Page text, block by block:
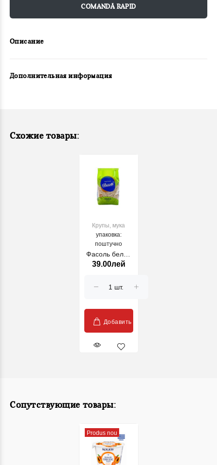
COMANDĂ RAPID
Описание
Дополнительная информация
Схожие товары:
Крупы, мука
упаковка:
поштучно
Фасоль белая
Bunetto, 0.9 кг
39.00лей
Добавить
Сопутствующие товары:
Produs nou